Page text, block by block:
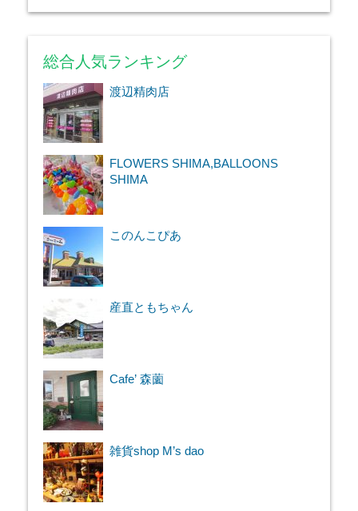
総合人気ランキング
渡辺精肉店
FLOWERS SHIMA,BALLOONS
SHIMA
このんこぴあ
産直ともちゃん
Cafe’ 森薗
雑貨shop M’s dao